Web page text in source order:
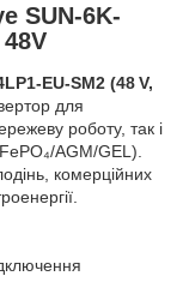
SUN-6K-
(48 V,
для
роботу, так і
AGM/GEL).
комерційних